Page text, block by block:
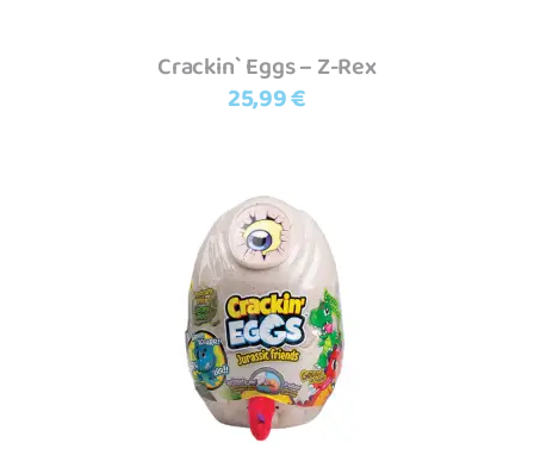
Crackin` Eggs – Z-Rex
25,99€
Adicionar